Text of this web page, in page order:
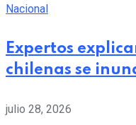
Nacional
Expertos
chilenas se
julio 28, 2026